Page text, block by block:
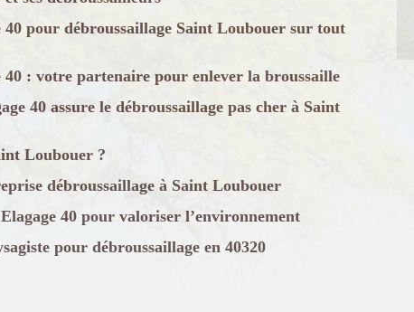
pour débroussaillage Saint Loubouer sur tout
: votre partenaire pour enlever la broussaille
40 assure le débroussaillage pas cher à Saint
Loubouer ?
débroussaillage à Saint Loubouer
40 pour valoriser l’environnement
pour débroussaillage en 40320